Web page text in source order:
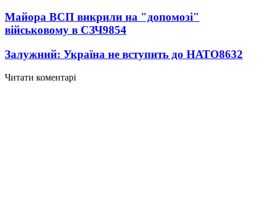
Майора ВСП викрили на "допомозі"
військовому в СЗЧ9854
Залужний: Україна не вступить до НАТО8632
Читати коментарі